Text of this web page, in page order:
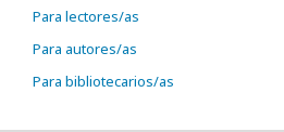
Para lectores/as
Para autores/as
Para bibliotecarios/as